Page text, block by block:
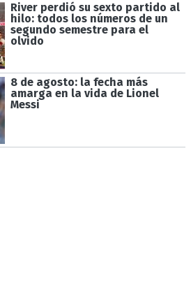
River perdió su sexto partido al
hilo: todos los números de un
segundo semestre para el
olvido
8 de agosto: la fecha más
amarga en la vida de Lionel
Messi